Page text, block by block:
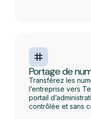
Portage de
Transférez les
l’entreprise vers
portail
contrôlée et sans